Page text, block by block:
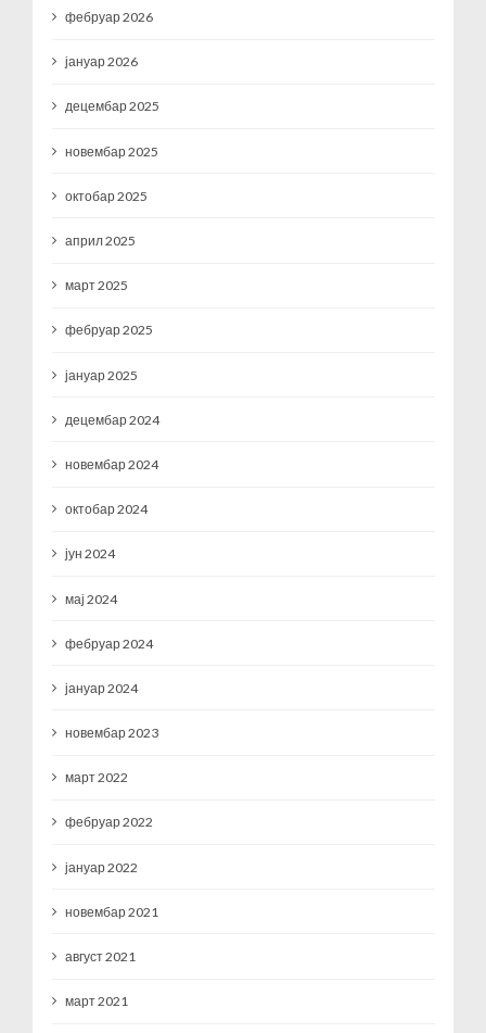
фебруар 2026
јануар 2026
децембар 2025
новембар 2025
октобар 2025
април 2025
март 2025
фебруар 2025
јануар 2025
децембар 2024
новембар 2024
октобар 2024
јун 2024
мај 2024
фебруар 2024
јануар 2024
новембар 2023
март 2022
фебруар 2022
јануар 2022
новембар 2021
август 2021
март 2021